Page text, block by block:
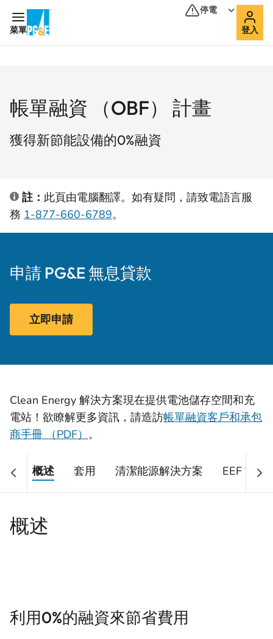
菜單
停電
登入
帳單融資 （OBF） 計畫
獲得新節能設備的0%融資
註： 此頁由電腦翻譯。如有疑問，請致電語言服
務 1-877-660-6789。
申請 PG&E 無息貸款
立即申請
Clean Energy 解決方案現在提供電池儲存空間和充
電站！欲瞭解更多資訊，請造訪帳單融資客戶和承包
商手冊 （PDF） 。
概述 套用 清潔能源解決方案 EEF 常見
概述
利用0%的融資來節省費用